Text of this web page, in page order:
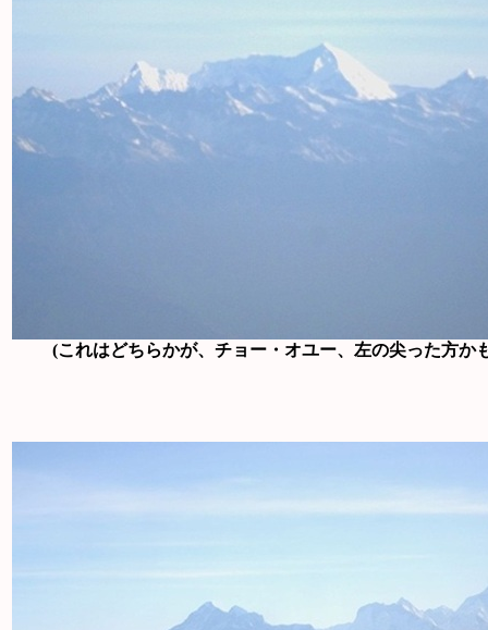
(これはどちらかが、チョー・オユー、左の尖った方か